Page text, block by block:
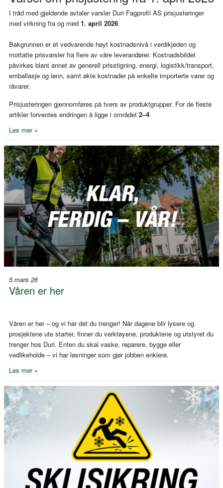
I tråd med gjeldende avtaler varsler Duri Fagprofil AS prisjusteringer
med virkning fra og med 1. april 2026.
Bakgrunnen er et vedvarende høyt kostnadsnivå i verdikjeden og
mottatte prisvarsler fra flere av våre leverandører. Kostnadsbildet
påvirkes blant annet av generell prisstigning, energi, logistikk/transport,
emballasje og lønn, samt økte kostnader på enkelte importerte varer og
råvarer.
Prisjusteringen gjennomføres på tvers av produktgrupper. For de fleste
artikler forventes endringen å ligge i området 2–4
Les mer »
5.mars 26
Våren er her
Våren er her – og vi har det du trenger! Når dagene blir lysere og
prosjektene ute starter, finner du verktøyene, produktene og utstyret du
trenger hos Duri. Enten du skal vaske, reparere, bygge eller
vedlikeholde – vi har løsninger som gjør jobben enklere.
Les mer »